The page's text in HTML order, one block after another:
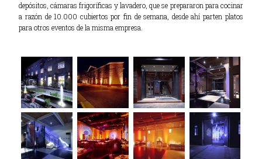
depósitos, cámaras frigoríficas y lavadero, que se prepararon para cocinar
a razón de 10.000 cubiertos por fin de semana, desde ahí parten platos
para otros eventos de la misma empresa.